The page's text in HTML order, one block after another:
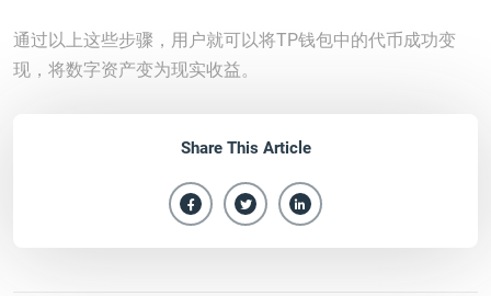
通过以上这些步骤，用户就可以将TP钱包中的代币成功变
现，将数字资产变为现实收益。
Share This Article